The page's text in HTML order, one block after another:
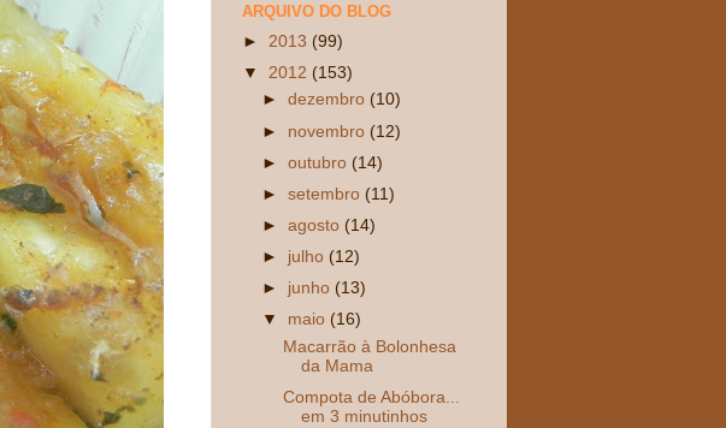
ARQUIVO DO BLOG
► 2013 (99)
▼ 2012 (153)
►dezembro (10)
► novembro (12)
►outubro (14)
►setembro (11)
►agosto (14)
► julho (12)
► junho (13)
▼ maio (16)
Macarrão à Bolonhesa
da Mama
Compota de Abóbora...
em 3 minutinhos